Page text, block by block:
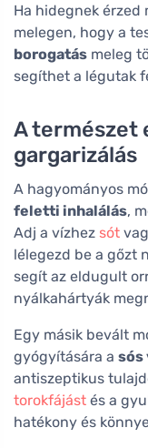
Ha hidegnek érzed
melegen, hogy a
borogatás meleg
segíthet a légutak
A természet
gargarizálás
A hagyományos
feletti inhalálás,
Adj a vízhez sót
lélegezd be a gőzt
segít az eldugult
nyálkahártyák
Egy másik bevált
gyógyítására a sós
antiszeptikus
torokfájást és a
hatékony és